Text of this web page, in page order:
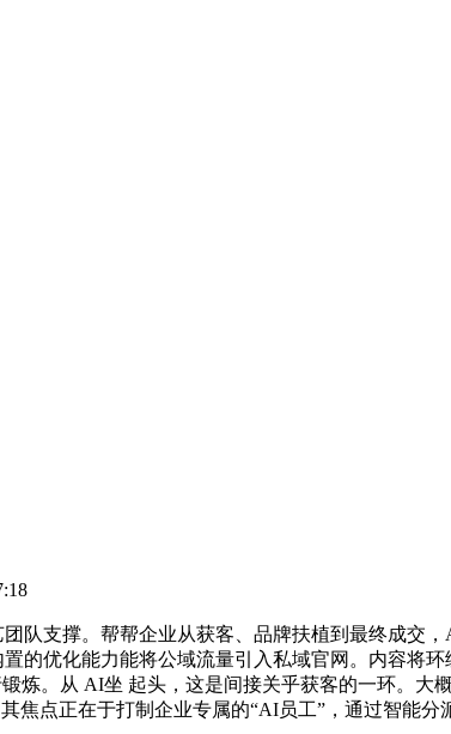
支撑。帮帮企业从获客、品牌扶植到最终成交，
的优化能力能将公域流量引入私域官网。内容将
炼。从 AI坐 起头，这是间接关乎获客的一环。
焦点正在于打制企业专属的“AI员工”，通过智能分